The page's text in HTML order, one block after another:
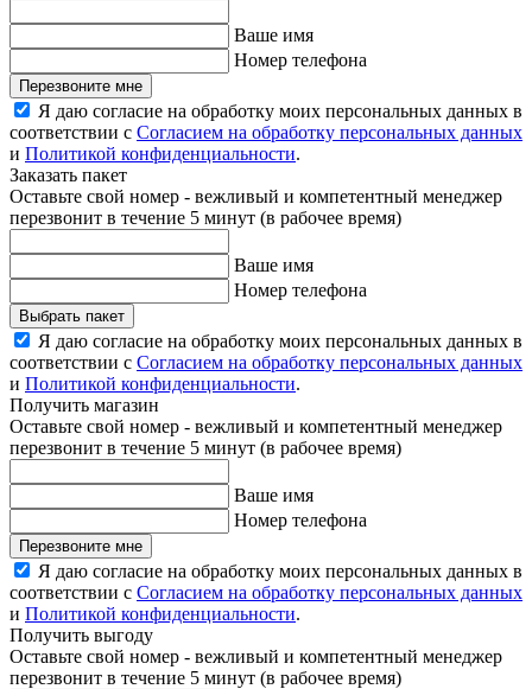
Ваше имя
Номер телефона
Перезвоните мне
Я даю согласие на обработку моих персональных данных в
соответствии с Согласием на обработку персональных данных
и Политикой конфиденциальности.
Заказать пакет
Оставьте свой номер - вежливый и компетентный менеджер
перезвонит в течение 5 минут (в рабочее время)
Ваше имя
Номер телефона
Выбрать пакет
Я даю согласие на обработку моих персональных данных в
соответствии с Согласием на обработку персональных данных
и Политикой конфиденциальности.
Получить магазин
Оставьте свой номер - вежливый и компетентный менеджер
перезвонит в течение 5 минут (в рабочее время)
Ваше имя
Номер телефона
Перезвоните мне
Я даю согласие на обработку моих персональных данных в
соответствии с Согласием на обработку персональных данных
и Политикой конфиденциальности.
Получить выгоду
Оставьте свой номер - вежливый и компетентный менеджер
перезвонит в течение 5 минут (в рабочее время)